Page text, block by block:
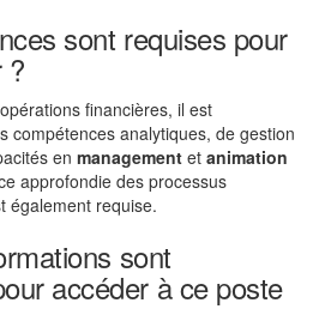
sont requises pour
?
financières, il est
compétences analytiques, de gestion
en management et animation
approfondie des processus
également requise.
sont
accéder à ce poste